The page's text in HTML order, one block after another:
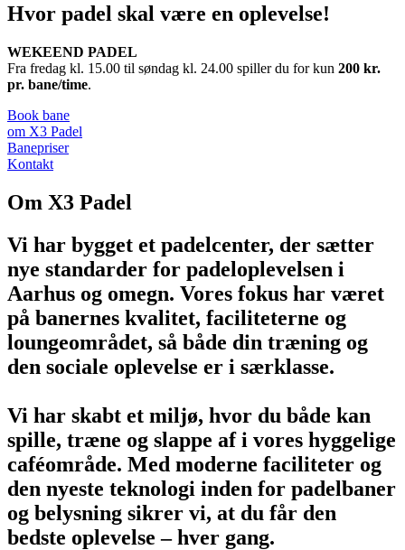
Hvor padel skal være en oplevelse!
WEKEEND PADEL
Fra fredag kl. 15.00 til søndag kl. 24.00 spiller du for kun 200 kr.
pr. bane/time.
Book bane
om X3 Padel
Banepriser
Kontakt
Om X3 Padel
Vi har bygget et padelcenter, der sætter
nye standarder for padeloplevelsen i
Aarhus og omegn. Vores fokus har været
på banernes kvalitet, faciliteterne og
loungeområdet, så både din træning og
den sociale oplevelse er i særklasse.
Vi har skabt et miljø, hvor du både kan
spille, træne og slappe af i vores hyggelige
caféområde. Med moderne faciliteter og
den nyeste teknologi inden for padelbaner
og belysning sikrer vi, at du får den
bedste oplevelse – hver gang.